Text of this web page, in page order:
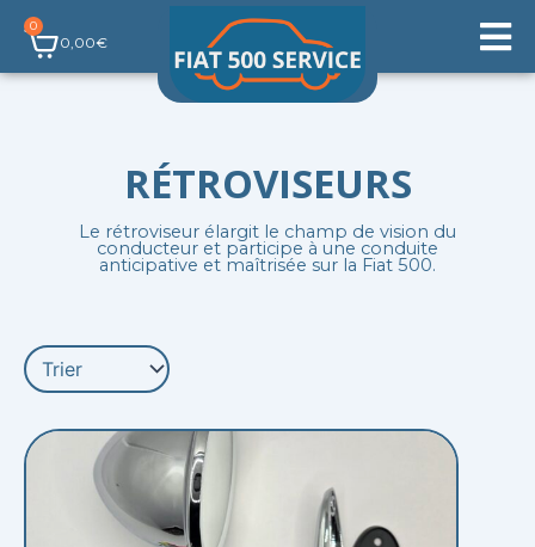
Aller
contenu
0,00€
0
Panier
RÉTROVISEURS
Le rétroviseur élargit le champ de vision du
conducteur et participe à une conduite
anticipative et maîtrisée sur la Fiat 500.